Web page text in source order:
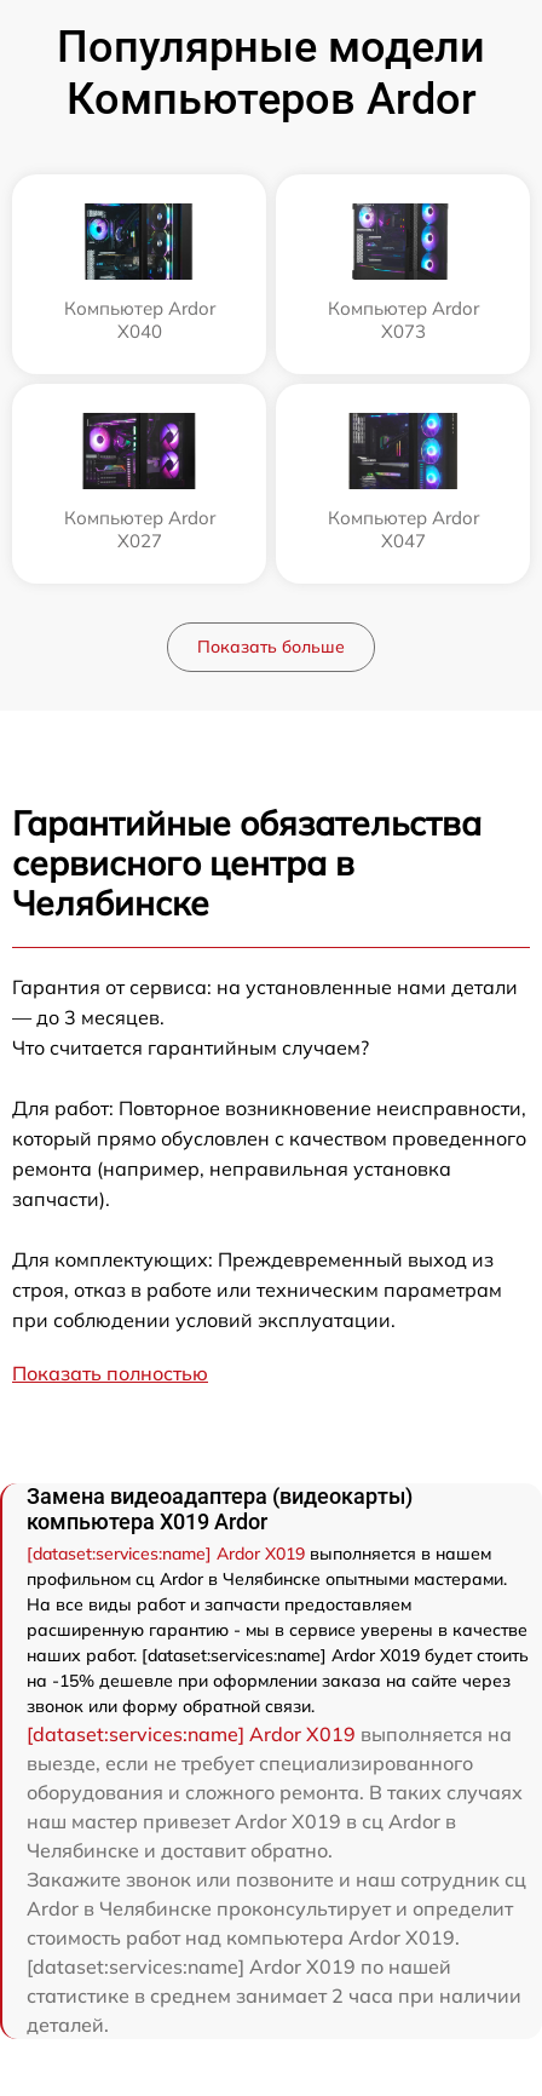
Популярные модели
Компьютеров Ardor
Компьютер Ardor
X040
Компьютер Ardor
X073
Компьютер Ardor
X027
Компьютер Ardor
X047
Показать больше
Гарантийные обязательства
сервисного центра в
Челябинске
Гарантия от сервиса: на установленные нами детали
— до 3 месяцев.
Что считается гарантийным случаем?
Для работ: Повторное возникновение неисправности,
который прямо обусловлен с качеством проведенного
ремонта (например, неправильная установка
запчасти).
Для комплектующих: Преждевременный выход из
строя, отказ в работе или техническим параметрам
при соблюдении условий эксплуатации.
Показать полностью
Замена видеоадаптера (видеокарты)
компьютера X019 Ardor
[dataset:services:name] Ardor X019 выполняется в нашем
профильном сц Ardor в Челябинске опытными мастерами.
На все виды работ и запчасти предоставляем
расширенную гарантию - мы в сервисе уверены в качестве
наших работ. [dataset:services:name] Ardor X019 будет стоить
на -15% дешевле при оформлении заказа на сайте через
звонок или форму обратной связи.
[dataset:services:name] Ardor X019 выполняется на
выезде, если не требует специализированного
оборудования и сложного ремонта. В таких случаях
наш мастер привезет Ardor X019 в сц Ardor в
Челябинске и доставит обратно.
Закажите звонок или позвоните и наш сотрудник сц
Ardor в Челябинске проконсультирует и определит
стоимость работ над компьютера Ardor X019.
[dataset:services:name] Ardor X019 по нашей
статистике в среднем занимает 2 часа при наличии
деталей.